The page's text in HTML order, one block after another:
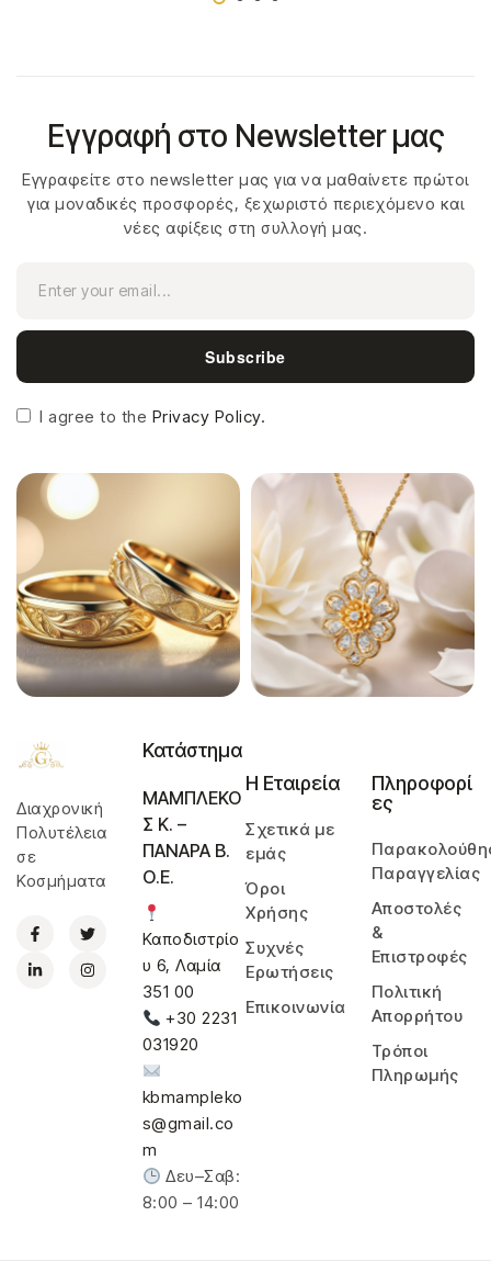
Εγγραφή στο Newsletter μας
Εγγραφείτε στο newsletter μας για να μαθαίνετε πρώτοι
για μοναδικές προσφορές, ξεχωριστό περιεχόμενο και
νέες αφίξεις στη συλλογή μας.
Subscribe
I agree to the Privacy Policy.
Διαχρονική
Πολυτέλεια
σε
Κοσμήματα
Η Εταιρεία
Σχετικά με
εμάς
Όροι
Χρήσης
Συχνές
Ερωτήσεις
Επικοινωνία
Πληροφορί
ες
Παραγγελίας
Αποστολές
&
Επιστροφές
Πολιτική
Απορρήτου
Τρόποι
Πληρωμής
Κατάστημα
ΜΑΜΠΛΕΚΟ
Σ Κ. –
ΠΑΝΑΡΑ Β.
Ο.Ε.
Καποδιστρίο
υ 6, Λαμία
351 00
+30 2231
031920
kbmampleko
s@gmail.co
m
Δευ–Σαβ:
8:00 – 14:00